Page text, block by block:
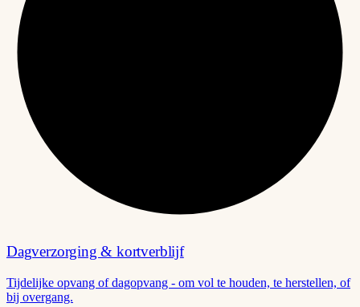
Dagverzorging & kortverblijf
Tijdelijke opvang of dagopvang - om vol te houden, te herstellen, of
bij overgang.